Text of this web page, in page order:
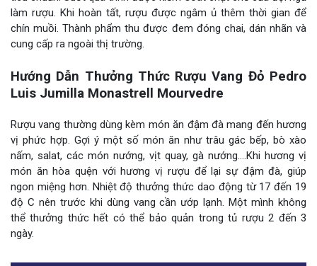
làm rượu. Khi hoàn tất, rượu được ngâm ủ thêm thời gian để
chín muồi. Thành phẩm thu được đem đóng chai, dán nhãn và
cung cấp ra ngoài thị trường.
Hướng Dẫn Thưởng Thức Rượu Vang Đỏ Pedro
Luis Jumilla Monastrell Mourvedre
Rượu vang thường dùng kèm món ăn đậm đà mang đến hương
vị phức hợp. Gợi ý một số món ăn như trâu gác bếp, bò xào
nấm, salat, các món nướng, vịt quay, gà nướng….Khi hương vị
món ăn hòa quện với hương vị rượu để lại sự đậm đà, giúp
ngon miệng hơn. Nhiệt độ thưởng thức dao động từ 17 đến 19
độ C nên trước khi dùng vang cần ướp lạnh. Một mình không
thể thưởng thức hết có thể bảo quản trong tủ rượu 2 đến 3
ngày.